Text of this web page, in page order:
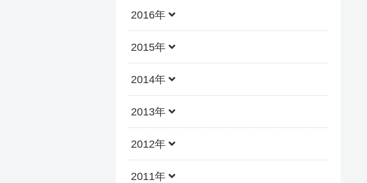
2016年
2015年
2014年
2013年
2012年
2011年